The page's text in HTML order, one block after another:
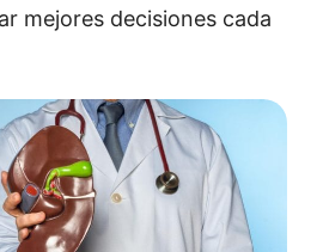
mejores decisiones cada